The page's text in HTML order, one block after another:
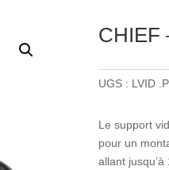
CHIEF
UGS : LVID
Le support
pour un
allant